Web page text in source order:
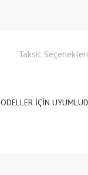
Taksit Seçenekleri
İÇİN